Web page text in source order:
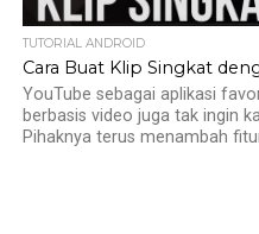
TUTORIAL ANDROID
Cara Buat Klip Singkat
YouTube sebagai aplikasi
berbasis video juga tak ingin
Pihaknya terus menambah